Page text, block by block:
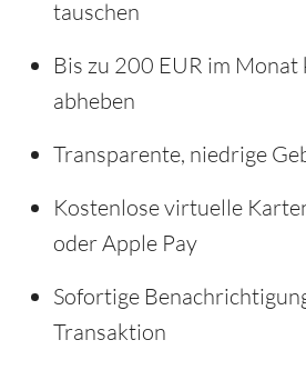
tauschen
Bis zu 200 EUR im Monat
abheben
Transparente, niedrige
Kostenlose virtuelle
oder Apple Pay
Sofortige
Transaktion